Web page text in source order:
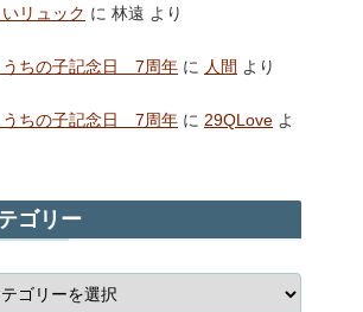
リュック に 林遠 より
うちの子記念日 7周年 に 人間 より
うちの子記念日 7周年 に 29QLove よ
ゴリー